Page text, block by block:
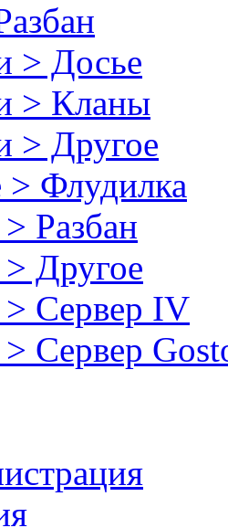
> Досье
> Кланы
> Другое
> Флудилка
Разбан
Другое
Сервер IV
Сервер